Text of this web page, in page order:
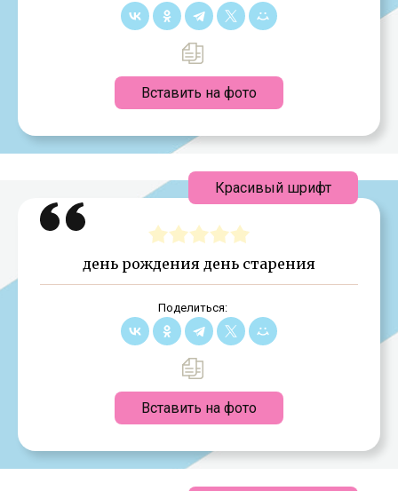
Вставить на фото
день рождения день старения
Поделиться:
Вставить на фото
Красивый шрифт